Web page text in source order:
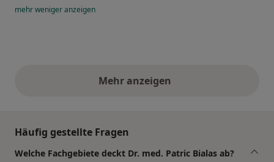
mehrwenigeranzeigen
Mehr anzeigenobige Stellungnahmen
Häufig gestellte Fragen
Welche Fachgebiete deckt Dr. med. Patric Bialas ab?